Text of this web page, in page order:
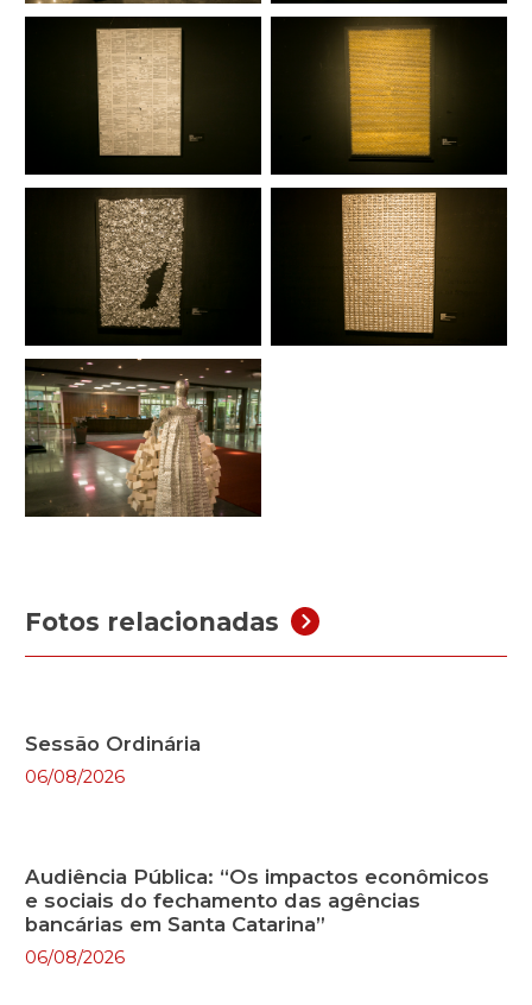
Fotos relacionadas
Sessão Ordinária
06/08/2026
Audiência Pública: “Os impactos econômicos
e sociais do fechamento das agências
bancárias em Santa Catarina”
06/08/2026